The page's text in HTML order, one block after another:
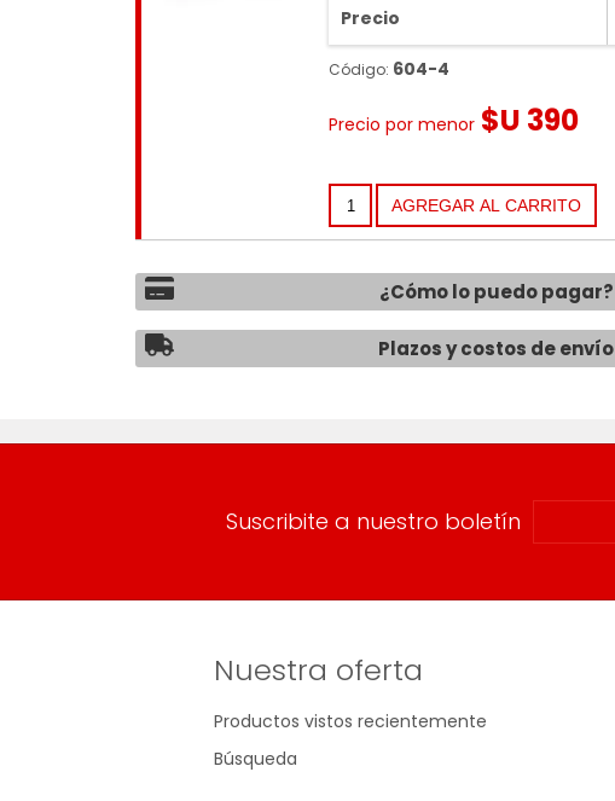
Precio
Código: 604-4
Precio por menor $U 390
¿Cómo lo puedo pagar?
Plazos y costos de envío
Suscribite a nuestro boletín
Nuestra oferta
Productos vistos recientemente
Búsqueda